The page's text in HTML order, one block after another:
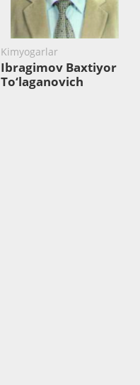
Kimyogarlar
Ibragimov Baxtiyor
To‘laganovich